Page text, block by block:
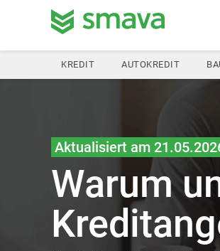
KREDIT AUTOKREDIT
Aktualisiert am
Warum